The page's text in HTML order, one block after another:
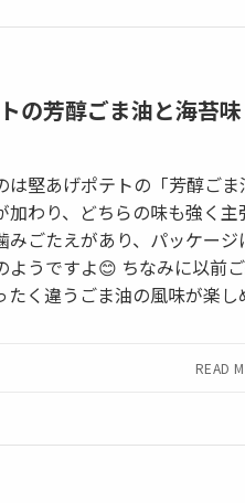
の芳醇ごま油と海苔味
は堅あげポテトの「芳醇ご
加わり、どちらの味も強く
みごたえがあり、パッケー
ようですよ😊 ちなみに以前
く違うごま油の風味が楽し